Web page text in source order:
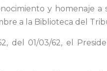
y homenaje
a la Biblioteca del
del 01/03/62, el